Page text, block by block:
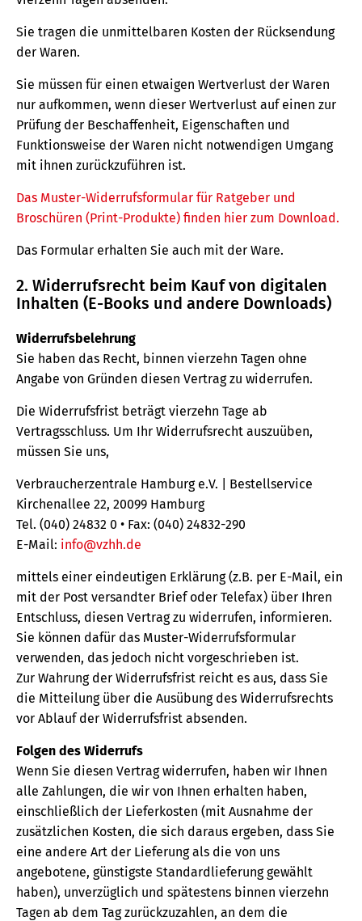
Sie tragen die unmittelbaren Kosten der Rücksendung
der Waren.
Sie müssen für einen etwaigen Wertverlust der Waren
nur aufkommen, wenn dieser Wertverlust auf einen zur
Prüfung der Beschaffenheit, Eigenschaften und
Funktionsweise der Waren nicht notwendigen Umgang
mit ihnen zurückzuführen ist.
Das Muster-Widerrufsformular für Ratgeber und
Broschüren (Print-Produkte) finden hier zum Download.
Das Formular erhalten Sie auch mit der Ware.
2. Widerrufsrecht beim Kauf von digitalen
Inhalten (E-Books und andere Downloads)
Widerrufsbelehrung
Sie haben das Recht, binnen vierzehn Tagen ohne
Angabe von Gründen diesen Vertrag zu widerrufen.
Die Widerrufsfrist beträgt vierzehn Tage ab
Vertragsschluss. Um Ihr Widerrufsrecht auszuüben,
müssen Sie uns,
Verbraucherzentrale Hamburg e.V. | Bestellservice
Kirchenallee 22, 20099 Hamburg
Tel. (040) 24832 0 • Fax: (040) 24832-290
E-Mail: info@vzhh.de
mittels einer eindeutigen Erklärung (z.B. per E-Mail, ein
mit der Post versandter Brief oder Telefax) über Ihren
Entschluss, diesen Vertrag zu widerrufen, informieren.
Sie können dafür das Muster-Widerrufsformular
verwenden, das jedoch nicht vorgeschrieben ist.
Zur Wahrung der Widerrufsfrist reicht es aus, dass Sie
die Mitteilung über die Ausübung des Widerrufsrechts
vor Ablauf der Widerrufsfrist absenden.
Folgen des Widerrufs
Wenn Sie diesen Vertrag widerrufen, haben wir Ihnen
alle Zahlungen, die wir von Ihnen erhalten haben,
einschließlich der Lieferkosten (mit Ausnahme der
zusätzlichen Kosten, die sich daraus ergeben, dass Sie
eine andere Art der Lieferung als die von uns
angebotene, günstigste Standardlieferung gewählt
haben), unverzüglich und spätestens binnen vierzehn
Tagen ab dem Tag zurückzuzahlen, an dem die